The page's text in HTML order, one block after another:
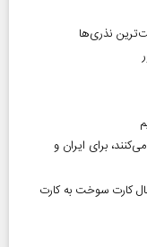
نذری‌ها
برای ایران و
کارت سوخت به کارت